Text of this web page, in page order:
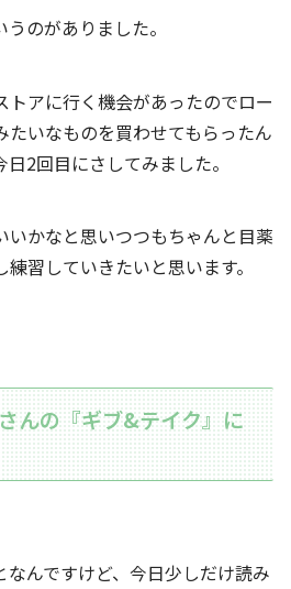
のがありました。
アに行く機会があったのでロー
たいなものを買わせてもらったん
2回目にさしてみました。
いかなと思いつつもちゃんと目薬
習していきたいと思います。
んの『ギブ&テイク』に
んですけど、今日少しだけ読み